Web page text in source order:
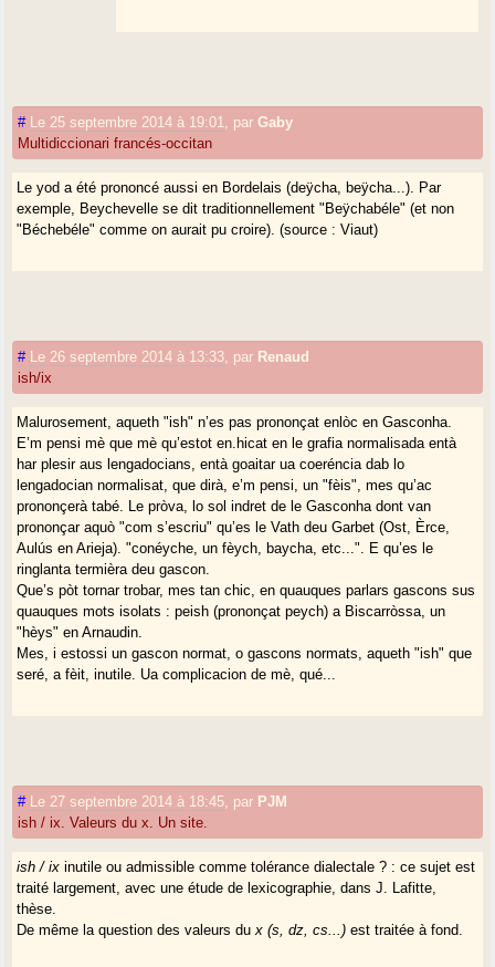
# Le 25 septembre 2014 à 19:01 parGaby
Multidiccionari francés-occitan
Le yod a été prononcé aussi en Bordelais (deÿcha, beÿcha...). Par
exemple, Beychevelle se dit traditionnellement "Beÿchabéle" (et non
"Béchebéle" comme on aurait pu croire). (source : Viaut)
# Le 26 septembre 2014 à 13:33 par Renaud
ish/ix
Malurosement, aqueth "ish" n’es pas prononçat enlòc en Gasconha.
E’m pensi mè que mè qu’estot en.hicat en le grafia normalisada entà
har plesir aus lengadocians, entà goaitar ua coeréncia dab lo
lengadocian normalisat, que dirà, e’m pensi, un "fèis", mes qu’ac
prononçerà tabé. Le pròva, lo sol indret de le Gasconha dont van
prononçar aquò "com s’escriu" qu’es le Vath deu Garbet (Ost, Èrce,
Aulús en Arieja). "conéyche, un fèych, baycha, etc...". E qu’es le
ringlanta termièra deu gascon.
Que’s pòt tornar trobar, mes tan chic, en quauques parlars gascons sus
quauques mots isolats : peish (prononçat peych) a Biscarròssa, un
"hèys" en Arnaudin.
Mes, i estossi un gascon normat, o gascons normats, aqueth "ish" que
seré, a fèit, inutile. Ua complicacion de mè, qué...
# Le 27 septembre 2014 à 18:45 par PJM
ish / ix. Valeurs du x. Un site.
ish / ix inutile ou admissible comme tolérance dialectale ? : ce sujet est
traité largement, avec une étude de lexicographie, dans J. Lafitte,
thèse.
De même la question des valeurs dux (s, dz, cs...) est traitée à fond.